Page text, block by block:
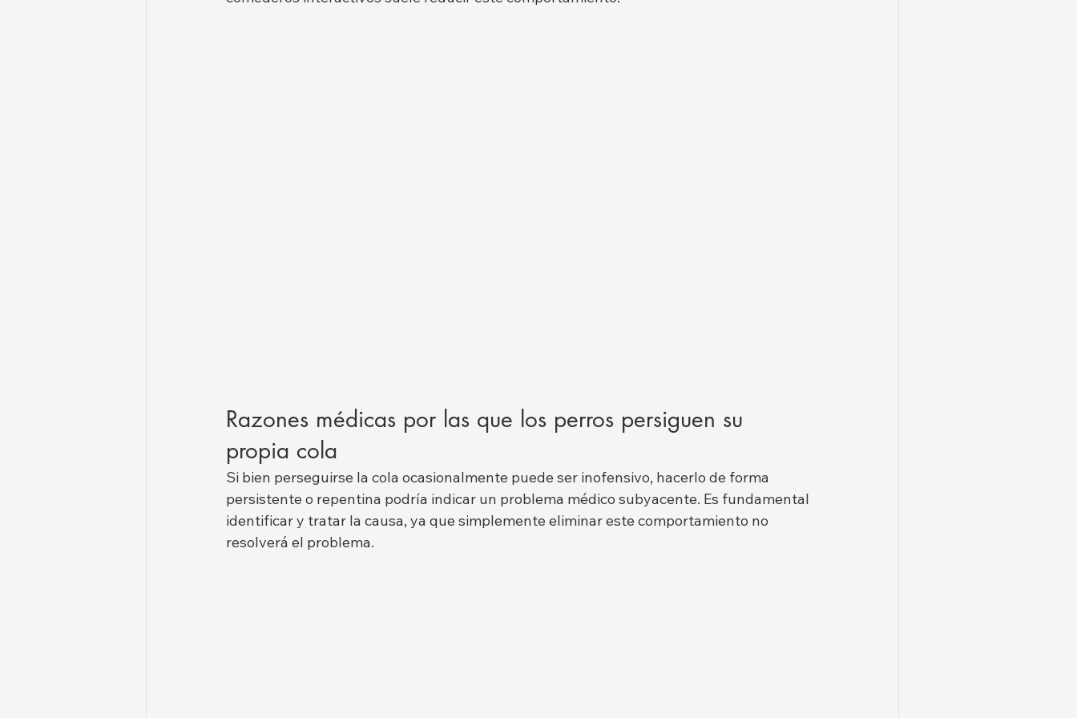
Razones médicas por las que los perros persiguen su
propia cola
Si bien perseguirse la cola ocasionalmente puede ser inofensivo, hacerlo de forma
persistente o repentina podría indicar un problema médico subyacente. Es fundamental
identificar y tratar la causa, ya que simplemente eliminar este comportamiento no
resolverá el problema.